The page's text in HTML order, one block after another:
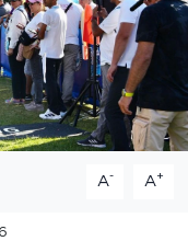
A- A+